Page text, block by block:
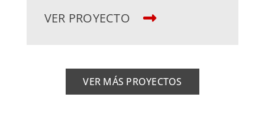
VER PROYECTO
VER MÁS PROYECTOS